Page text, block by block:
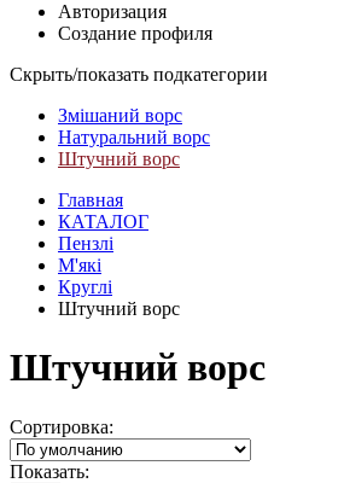
Авторизация
Создание профиля
Скрыть/показать подкатегории
Змішаний ворс
Натуральний ворс
Штучний ворс
Главная
КАТАЛОГ
Пензлі
М'які
Круглі
Штучний ворс
Штучний ворс
Сортировка:
Показать: